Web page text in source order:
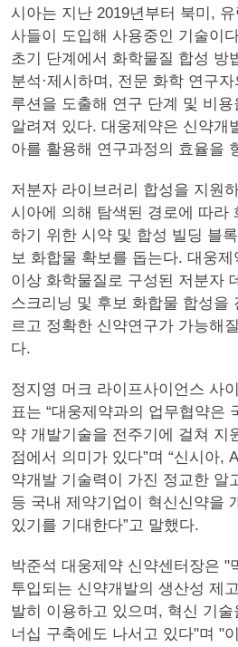
시아는 지난 2019년부터 북미,
사들이 도입해 사용중인 기술이
초기 단계에서 화학물질 합성 방
분석·제시하며, 전문 화학 연구
루션을 도출해 연구 단계 및 비
알려져 있다. 대웅제약은 신약개
아를 활용해 연구과정의 효율을
저분자 라이브러리 합성을 지원
시아에 의해 탐색된 경로에 따라
하기 위한 시약 및 합성 빌딩 블
보 화합물 확보를 돕는다. 대웅제
이상 화학물질로 구성된 저분자
스크리닝 및 후보 화합물 합성을
르고 정확한 신약연구가 가능해
다.
정지영 머크 라이프사이언스 사
표는 “대웅제약과의 업무협약은
약 개발기술을 전주기에 걸쳐 지
점에서 의미가 있다”며 “신시아,
약개발 기술력이 가진 정교한 알
등 국내 제약기업이 혁신신약을
있기를 기대한다”고 말했다.
박준석 대웅제약 신약센터장은 "
투입되는 신약개발의 생산성 제
발히 이용하고 있으며, 혁신 기
너십 구축에도 나서고 있다"며 "